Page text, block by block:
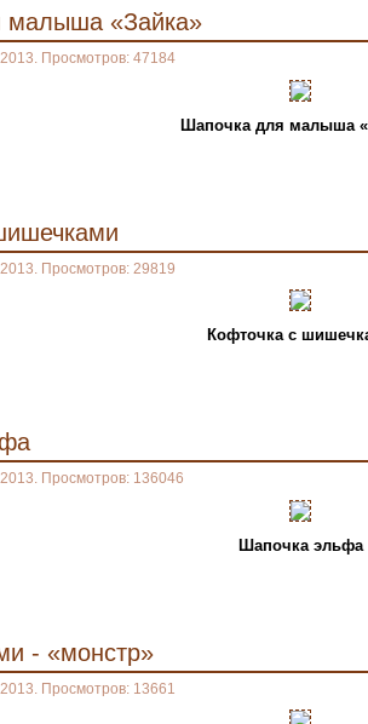
малыша «Зайка»
Просмотров: 47184
Шапочка для малыша
Просмотров: 29819
Кофточка с
Просмотров: 136046
Шапочка эльфа
- «монстр»
Просмотров: 13661